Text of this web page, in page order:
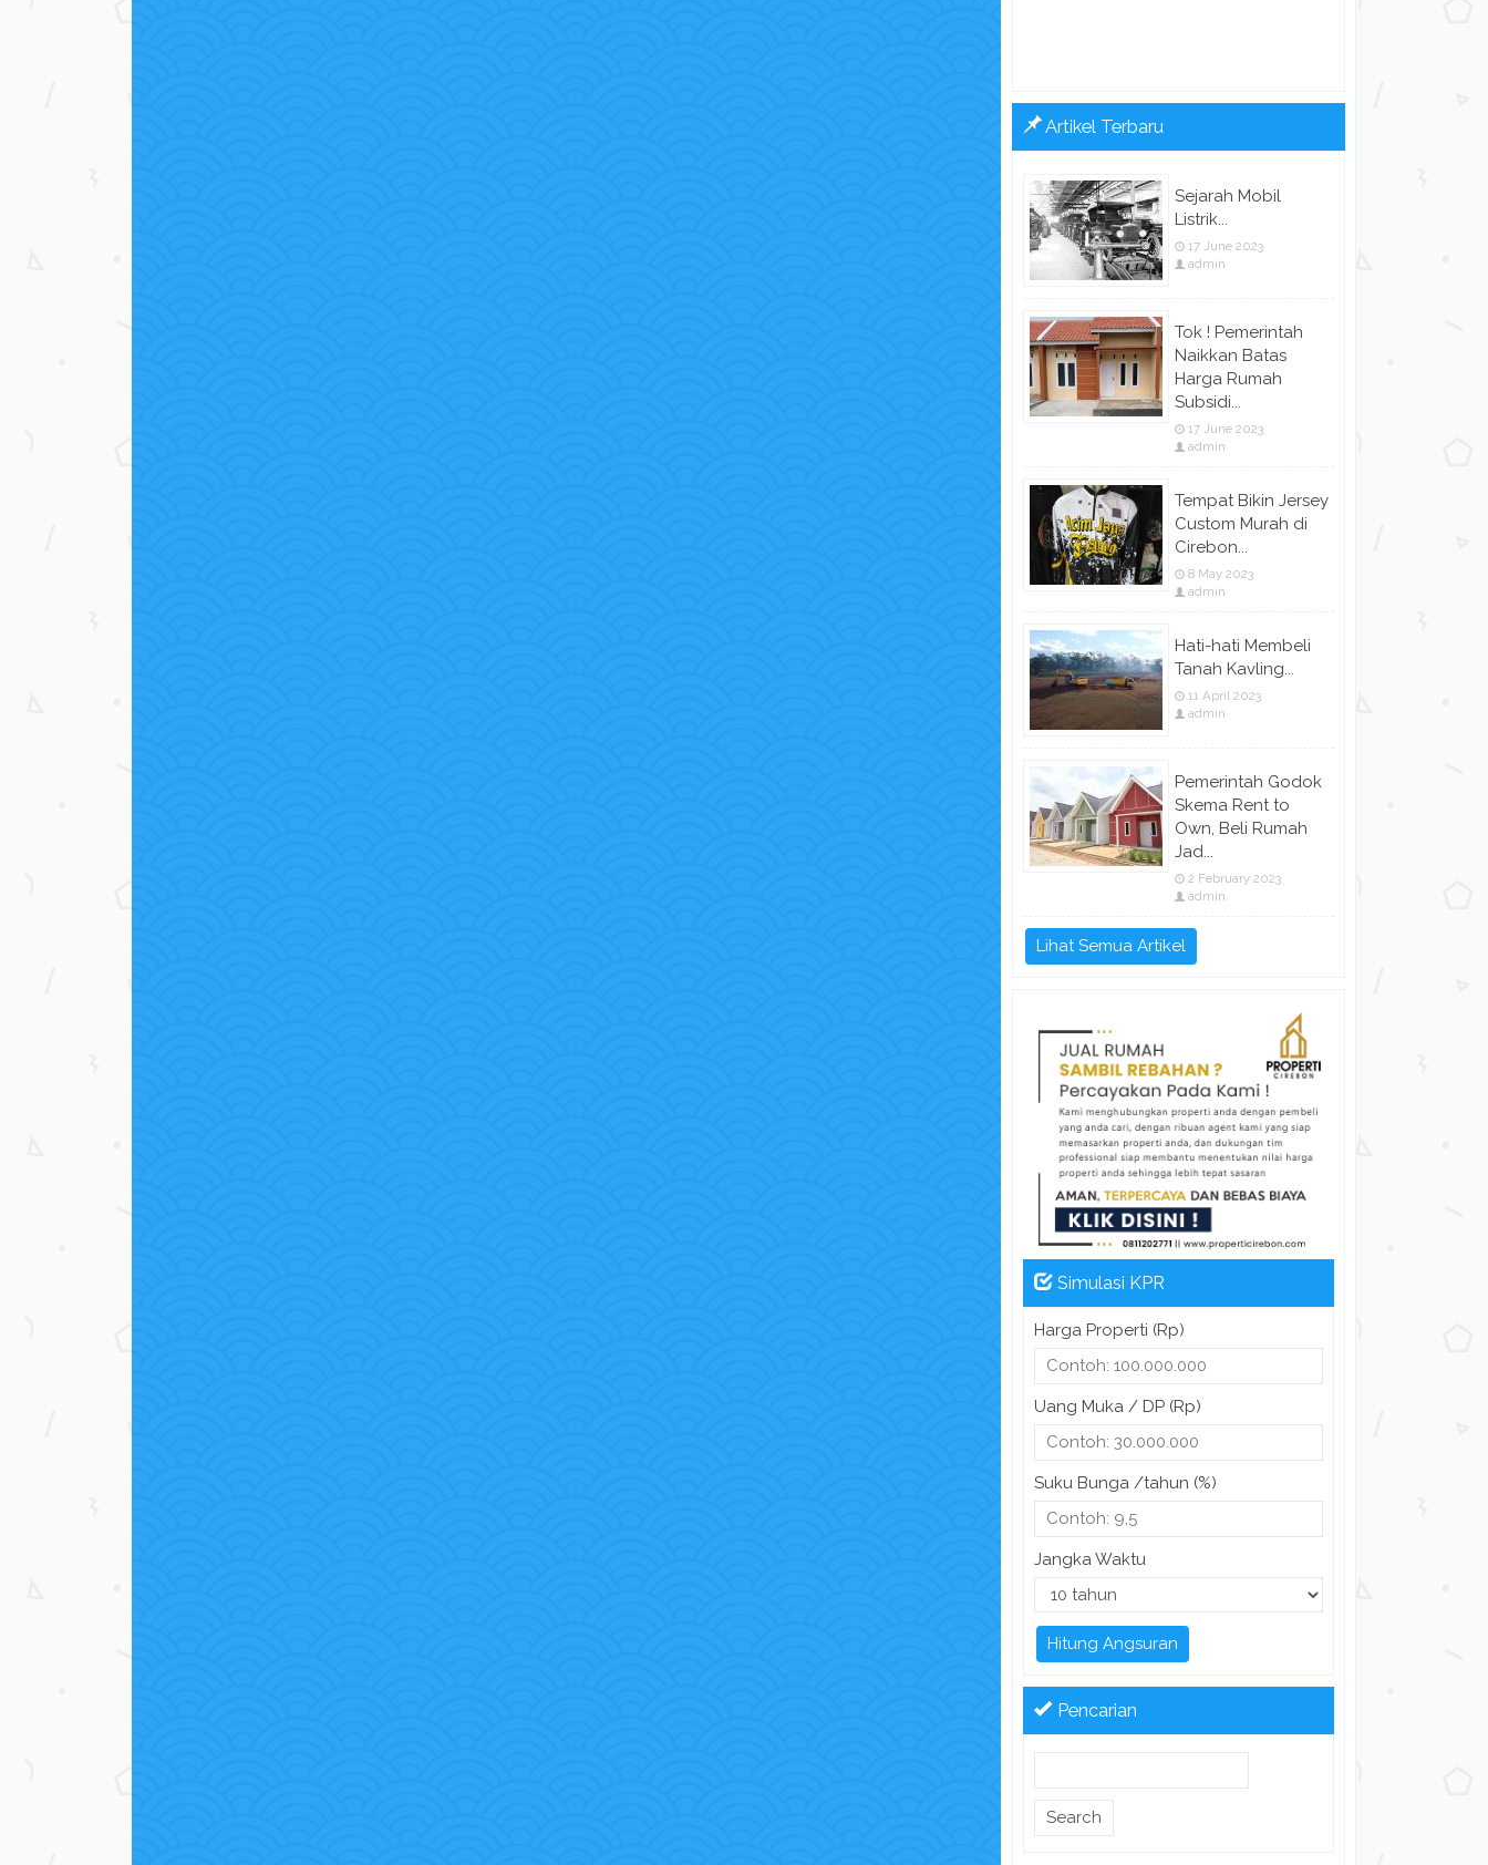
Artikel Terbaru
Sejarah Mobil
Listrik...
17 June 2023
admin
Tok ! Pemerintah
Naikkan Batas
Harga Rumah
Subsidi...
17 June 2023
admin
Tempat Bikin Jersey
Custom Murah di
Cirebon...
8 May 2023
admin
Hati-hati Membeli
Tanah Kavling...
11 April 2023
admin
Pemerintah Godok
Skema Rent to
Own, Beli Rumah
Jad...
2 February 2023
admin
Lihat Semua Artikel
Simulasi KPR
Harga Properti (Rp)
Uang Muka / DP (Rp)
Suku Bunga /tahun (%)
Jangka Waktu
Hitung Angsuran
Pencarian
Search